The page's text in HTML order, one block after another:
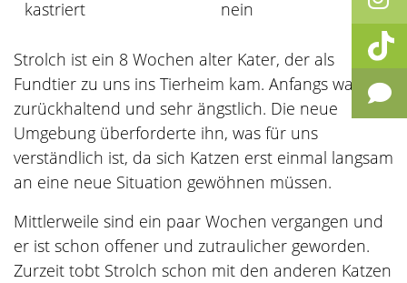
kastriert nein
Strolch ist ein 8 Wochen alter Kater, der als
Fundtier zu uns ins Tierheim kam. Anfangs war er
zurückhaltend und sehr ängstlich. Die neue
Umgebung überforderte ihn, was für uns
verständlich ist, da sich Katzen erst einmal langsam
an eine neue Situation gewöhnen müssen.
Mittlerweile sind ein paar Wochen vergangen und
er ist schon offener und zutraulicher geworden.
Zurzeit tobt Strolch schon mit den anderen Katzen